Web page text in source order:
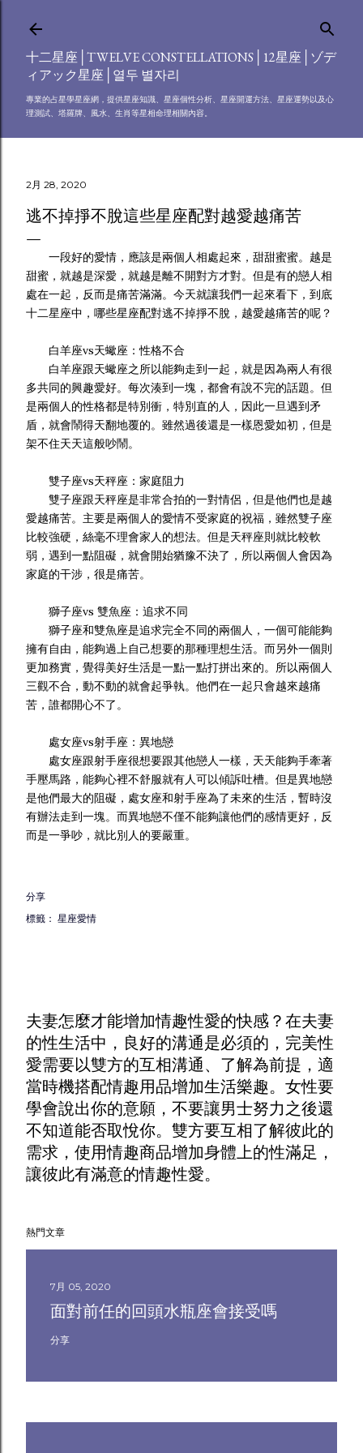
十二星座│TWELVE CONSTELLATIONS│12星座│ゾデ
ィアック星座│열두 별자리
專業的占星學星座網，提供星座知識、星座個性分析、星座開運方法、星座運勢以及心
理測試、塔羅牌、風水、生肖等星相命理相關內容。
2月 28, 2020
逃不掉掙不脫這些星座配對越愛越痛苦
一段好的愛情，應該是兩個人相處起來，甜甜蜜蜜。越是
甜蜜，就越是深愛，就越是離不開對方才對。但是有的戀人相
處在一起，反而是痛苦滿滿。今天就讓我們一起來看下，到底
十二星座中，哪些星座配對逃不掉掙不脫，越愛越痛苦的呢？
白羊座vs天蠍座：性格不合
白羊座跟天蠍座之所以能夠走到一起，就是因為兩人有很
多共同的興趣愛好。每次湊到一塊，都會有說不完的話題。但
是兩個人的性格都是特別衝，特別直的人，因此一旦遇到矛
盾，就會鬧得天翻地覆的。雖然過後還是一樣恩愛如初，但是
架不住天天這般吵鬧。
雙子座vs天秤座：家庭阻力
雙子座跟天秤座是非常合拍的一對情侶，但是他們也是越
愛越痛苦。主要是兩個人的愛情不受家庭的祝福，雖然雙子座
比較強硬，絲毫不理會家人的想法。但是天秤座則就比較軟
弱，遇到一點阻礙，就會開始猶豫不決了，所以兩個人會因為
家庭的干涉，很是痛苦。
獅子座vs 雙魚座：追求不同
獅子座和雙魚座是追求完全不同的兩個人，一個可能能夠
擁有自由，能夠過上自己想要的那種理想生活。而另外一個則
更加務實，覺得美好生活是一點一點打拼出來的。所以兩個人
三觀不合，動不動的就會起爭執。他們在一起只會越來越痛
苦，誰都開心不了。
處女座vs射手座：異地戀
處女座跟射手座很想要跟其他戀人一樣，天天能夠手牽著
手壓馬路，能夠心裡不舒服就有人可以傾訴吐槽。但是異地戀
是他們最大的阻礙，處女座和射手座為了未來的生活，暫時沒
有辦法走到一塊。而異地戀不僅不能夠讓他們的感情更好，反
而是一爭吵，就比別人的要嚴重。
分享
標籤： 星座愛情
夫妻怎麼才能增加情趣性愛的快感？在夫妻
的性生活中，良好的溝通是必須的，完美性
愛需要以雙方的互相溝通、了解為前提，適
當時機搭配情趣用品增加生活樂趣。女性要
學會說出你的意願，不要讓男士努力之後還
不知道能否取悅你。雙方要互相了解彼此的
需求，使用情趣商品增加身體上的性滿足，
讓彼此有滿意的情趣性愛。
熱門文章
7月 05, 2020
面對前任的回頭水瓶座會接受嗎
分享